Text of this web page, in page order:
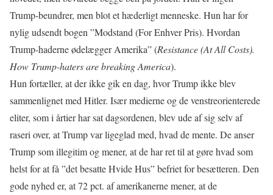
Trump-beundrer, men blot et hæderligt menneske. Hun har for
nylig udsendt bogen ”Modstand (For Enhver Pris). Hvordan
Trump-haderne ødelægger Amerika” (Resistance (At All Costs).
How Trump-haters are breaking America).
Hun fortæller, at der ikke gik en dag, hvor Trump ikke blev
sammenlignet med Hitler. Især medierne og de venstreorienterede
eliter, som i årtier har sat dagsordenen, blev ude af sig selv af
raseri over, at Trump var ligeglad med, hvad de mente. De anser
Trump som illegitim og mener, at de har ret til at gøre hvad som
helst for at få ”det besatte Hvide Hus” befriet for besætteren. Den
gode nyhed er, at 72 pct. af amerikanerne mener, at de